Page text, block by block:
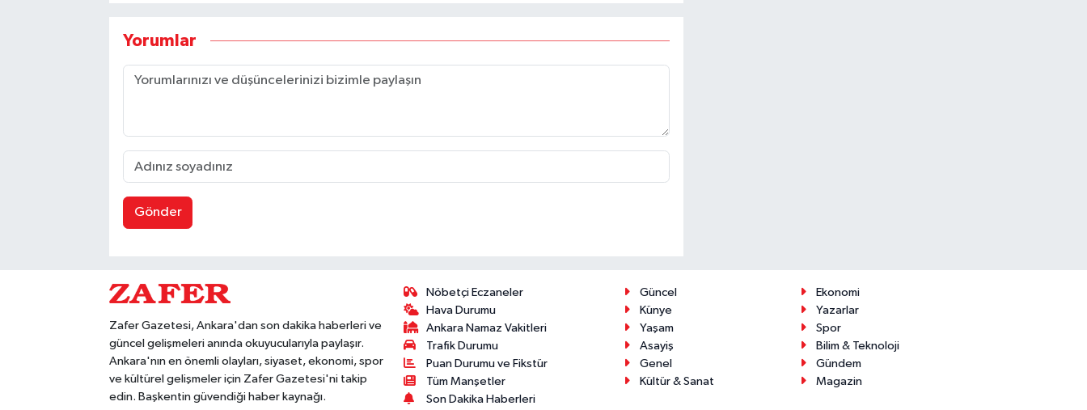
Yorumlar
Gönder
Zafer Gazetesi, Ankara'dan son dakika haberleri ve
güncel gelişmeleri anında okuyucularıyla paylaşır.
Ankara'nın en önemli olayları, siyaset, ekonomi, spor
ve kültürel gelişmeler için Zafer Gazetesi'ni takip
edin. Başkentin güvendiği haber kaynağı.
Nöbetçi Eczaneler
Hava Durumu
Ankara Namaz Vakitleri
Trafik Durumu
Puan Durumu ve Fikstür
Tüm Manşetler
Son Dakika Haberleri
Güncel
Ekonomi
Künye
Yazarlar
Yaşam
Spor
Asayiş
Bilim & Teknoloji
Genel
Gündem
Kültür & Sanat
Magazin